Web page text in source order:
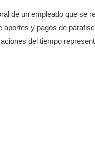
de un empleado que se
aportes y pagos de
del tiempo